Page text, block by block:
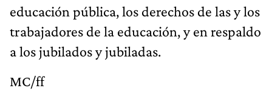
educación pública, los derechos de las y los
trabajadores de la educación, y en respaldo
a los jubilados y jubiladas.
MC/ff